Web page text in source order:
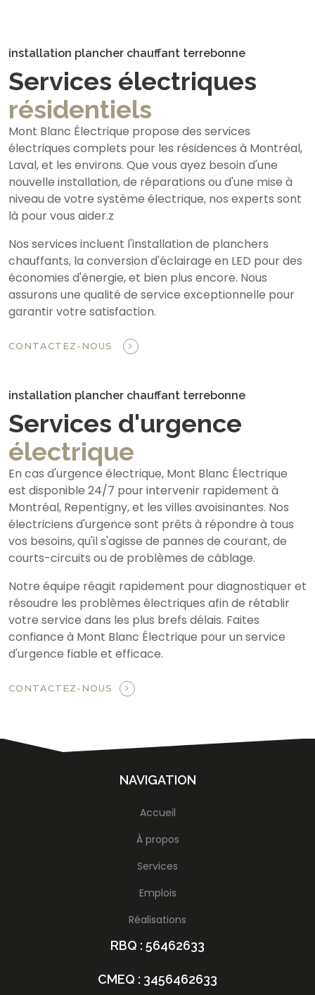
installation plancher chauffant terrebonne
Services électriques
résidentiels
Mont Blanc Électrique propose des services
électriques complets pour les résidences à Montréal,
Laval, et les environs. Que vous ayez besoin d'une
nouvelle installation, de réparations ou d'une mise à
niveau de votre système électrique, nos experts sont
là pour vous aider.z
Nos services incluent l'installation de planchers
chauffants, la conversion d'éclairage en LED pour des
économies d'énergie, et bien plus encore. Nous
assurons une qualité de service exceptionnelle pour
garantir votre satisfaction.
CONTACTEZ-NOUS
installation plancher chauffant terrebonne
Services d'urgence
électrique
En cas d'urgence électrique, Mont Blanc Électrique
est disponible 24/7 pour intervenir rapidement à
Montréal, Repentigny, et les villes avoisinantes. Nos
électriciens d'urgence sont prêts à répondre à tous
vos besoins, qu'il s'agisse de pannes de courant, de
courts-circuits ou de problèmes de câblage.
Notre équipe réagit rapidement pour diagnostiquer et
résoudre les problèmes électriques afin de rétablir
votre service dans les plus brefs délais. Faites
confiance à Mont Blanc Électrique pour un service
d'urgence fiable et efficace.
CONTACTEZ-NOUS
NAVIGATION
Accueil
À propos
Services
Emplois
Réalisations
RBQ : 56462633
CMEQ : 3456462633